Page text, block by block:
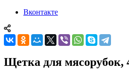
Вконтакте
Щетка для мясорубок,